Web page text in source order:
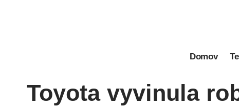
Domov
Toyota vyvinula